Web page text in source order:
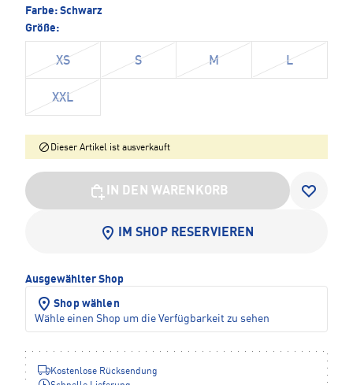
Farbe: Schwarz
Größe:
XS S M L
XXL
Dieser Artikel ist ausverkauft
IN DEN WARENKORB
IM SHOP RESERVIEREN
Ausgewählter Shop
Shop wählen
Wähle einen Shop um die Verfügbarkeit zu sehen
Kostenlose Rücksendung